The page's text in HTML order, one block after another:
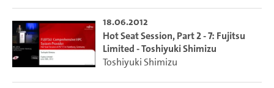
18.06.2012
Hot Seat Session, Part 2 - 7: Fujitsu
Limited - Toshiyuki Shimizu
Toshiyuki Shimizu